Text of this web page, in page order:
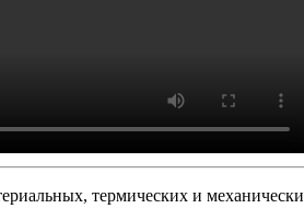
термических и